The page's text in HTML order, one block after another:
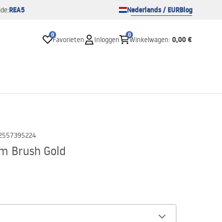
REA5 Nederlands / EURBlog
0
Favorieten Inloggen
0
Winkelwagen: 0,00 €
Brush Gold